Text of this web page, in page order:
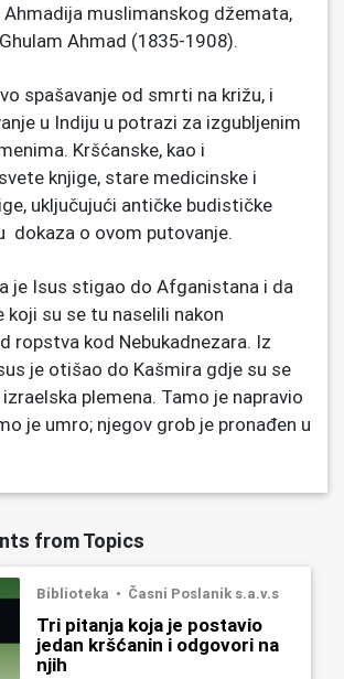
from Topics
Biblioteka Časni Poslanik s.a.v.s
Tri pitanja koja je postavio
jedan kršćanin i odgovori na
njih
Ahmadija muslimanskog džemata,
Ahmad (1835-1908).
spašavanje od smrti na križu, i
u Indiju u potrazi za izgubljenim
Kršćanske, kao i
knjige, stare medicinske i
uključujući antičke budističke
dokaza o ovom putovanje.
je Isus stigao do Afganistana i da
koji su se tu naselili nakon
ropstva kod Nebukadnezara. Iz
je otišao do Kašmira gdje su se
plemena. Tamo je napravio
je umro; njegov grob je pronađen u